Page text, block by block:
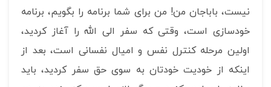
نیست، باباجان من! من برای شما برنامه را بگویم، برنامه
خودسازی است، وقتی که سفر الی الله را آغاز کردید،
اولین مرحله کنترل نفس و امیال نفسانی است، بعد از
اینکه از خودیت خودتان به سوی حق سفر کردید، باید